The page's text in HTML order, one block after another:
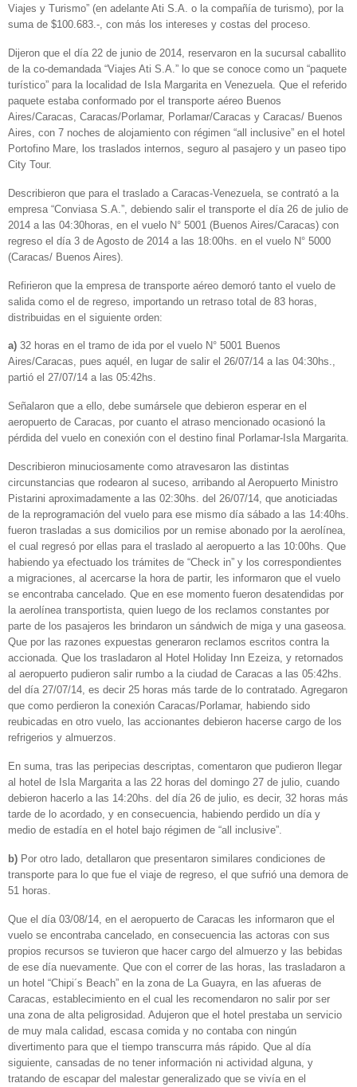
Viajes y Turismo” (en adelante Ati S.A. o la compañía de turismo), por la
suma de $100.683.-, con más los intereses y costas del proceso.
Dijeron que el día 22 de junio de 2014, reservaron en la sucursal caballito
de la co-demandada “Viajes Ati S.A.” lo que se conoce como un “paquete
turístico” para la localidad de Isla Margarita en Venezuela. Que el referido
paquete estaba conformado por el transporte aéreo Buenos
Aires/Caracas, Caracas/Porlamar, Porlamar/Caracas y Caracas/ Buenos
Aires, con 7 noches de alojamiento con régimen “all inclusive” en el hotel
Portofino Mare, los traslados internos, seguro al pasajero y un paseo tipo
City Tour.
Describieron que para el traslado a Caracas-Venezuela, se contrató a la
empresa “Conviasa S.A.”, debiendo salir el transporte el día 26 de julio de
2014 a las 04:30horas, en el vuelo N° 5001 (Buenos Aires/Caracas) con
regreso el día 3 de Agosto de 2014 a las 18:00hs. en el vuelo N° 5000
(Caracas/ Buenos Aires).
Refirieron que la empresa de transporte aéreo demoró tanto el vuelo de
salida como el de regreso, importando un retraso total de 83 horas,
distribuidas en el siguiente orden:
a) 32 horas en el tramo de ida por el vuelo N° 5001 Buenos
Aires/Caracas, pues aquél, en lugar de salir el 26/07/14 a las 04:30hs.,
partió el 27/07/14 a las 05:42hs.
Señalaron que a ello, debe sumársele que debieron esperar en el
aeropuerto de Caracas, por cuanto el atraso mencionado ocasionó la
pérdida del vuelo en conexión con el destino final Porlamar-Isla Margarita.
Describieron minuciosamente como atravesaron las distintas
circunstancias que rodearon al suceso, arribando al Aeropuerto Ministro
Pistarini aproximadamente a las 02:30hs. del 26/07/14, que anoticiadas
de la reprogramación del vuelo para ese mismo día sábado a las 14:40hs.
fueron trasladas a sus domicilios por un remise abonado por la aerolínea,
el cual regresó por ellas para el traslado al aeropuerto a las 10:00hs. Que
habiendo ya efectuado los trámites de “Check in” y los correspondientes
a migraciones, al acercarse la hora de partir, les informaron que el vuelo
se encontraba cancelado. Que en ese momento fueron desatendidas por
la aerolínea transportista, quien luego de los reclamos constantes por
parte de los pasajeros les brindaron un sándwich de miga y una gaseosa.
Que por las razones expuestas generaron reclamos escritos contra la
accionada. Que los trasladaron al Hotel Holiday Inn Ezeiza, y retornados
al aeropuerto pudieron salir rumbo a la ciudad de Caracas a las 05:42hs.
del día 27/07/14, es decir 25 horas más tarde de lo contratado. Agregaron
que como perdieron la conexión Caracas/Porlamar, habiendo sido
reubicadas en otro vuelo, las accionantes debieron hacerse cargo de los
refrigerios y almuerzos.
En suma, tras las peripecias descriptas, comentaron que pudieron llegar
al hotel de Isla Margarita a las 22 horas del domingo 27 de julio, cuando
debieron hacerlo a las 14:20hs. del día 26 de julio, es decir, 32 horas más
tarde de lo acordado, y en consecuencia, habiendo perdido un día y
medio de estadía en el hotel bajo régimen de “all inclusive”.
b) Por otro lado, detallaron que presentaron similares condiciones de
transporte para lo que fue el viaje de regreso, el que sufrió una demora de
51 horas.
Que el día 03/08/14, en el aeropuerto de Caracas les informaron que el
vuelo se encontraba cancelado, en consecuencia las actoras con sus
propios recursos se tuvieron que hacer cargo del almuerzo y las bebidas
de ese día nuevamente. Que con el correr de las horas, las trasladaron a
un hotel “Chipi´s Beach” en la zona de La Guayra, en las afueras de
Caracas, establecimiento en el cual les recomendaron no salir por ser
una zona de alta peligrosidad. Adujeron que el hotel prestaba un servicio
de muy mala calidad, escasa comida y no contaba con ningún
divertimento para que el tiempo transcurra más rápido. Que al día
siguiente, cansadas de no tener información ni actividad alguna, y
tratando de escapar del malestar generalizado que se vivía en el